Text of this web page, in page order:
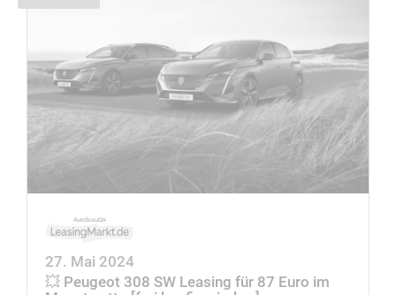
27. Mai 2024
💥 Peugeot 308 SW Leasing für 87 Euro im